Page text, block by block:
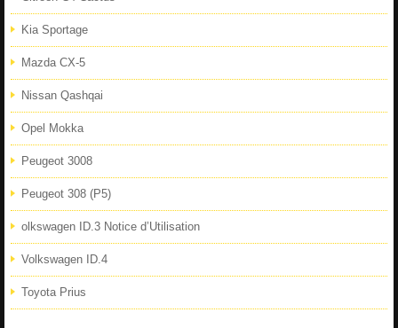
Kia Sportage
Mazda CX-5
Nissan Qashqai
Opel Mokka
Peugeot 3008
Peugeot 308 (P5)
olkswagen ID.3 Notice d’Utilisation
Volkswagen ID.4
Toyota Prius